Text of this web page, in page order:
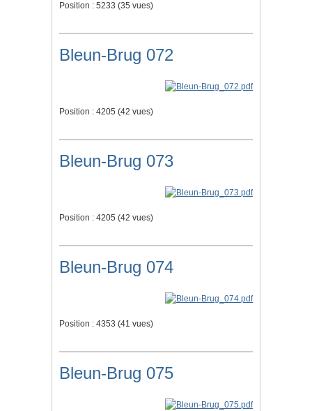
Position : 5233 (35 vues)
Bleun-Brug 072
Position : 4205 (42 vues)
Bleun-Brug 073
Position : 4205 (42 vues)
Bleun-Brug 074
Position : 4353 (41 vues)
Bleun-Brug 075